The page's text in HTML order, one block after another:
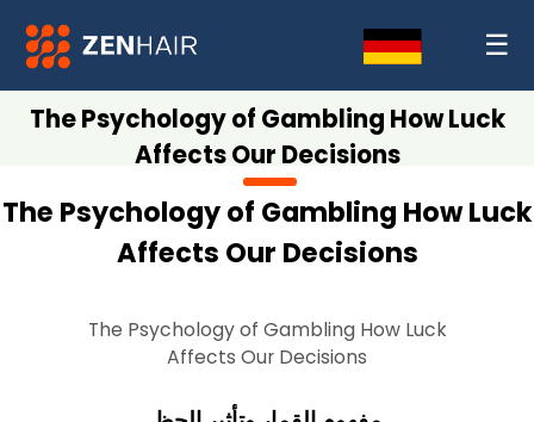
☰
The Psychology of Gambling How Luck
Affects Our Decisions
The Psychology of Gambling How Luck
Affects Our Decisions
The Psychology of Gambling How Luck
Affects Our Decisions